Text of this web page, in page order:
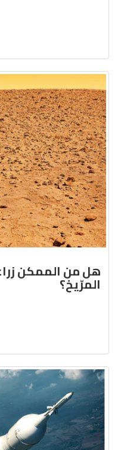
هل من الممكن
المرّيخ؟